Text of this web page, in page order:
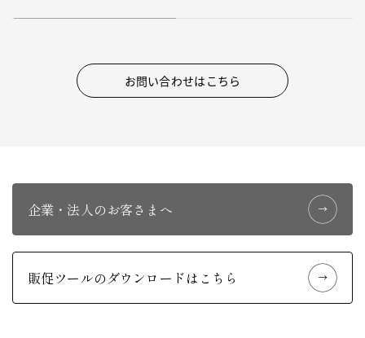
お問い合わせはこちら
企業・法人のお客さまへ
販促ツールのダウンロードはこちら